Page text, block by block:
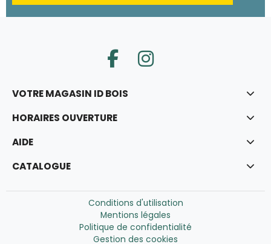
VOTRE MAGASIN ID BOIS
HORAIRES OUVERTURE
AIDE
CATALOGUE
Conditions d'utilisation
Mentions légales
Politique de confidentialité
Gestion des cookies